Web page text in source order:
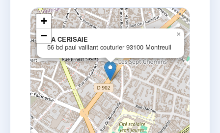
LA CERISAIE
56 bd paul vaillant couturier 93100 Montreuil
×
+
−